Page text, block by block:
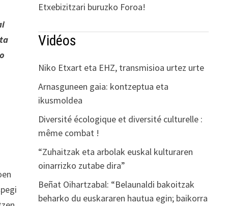
Etxebizitzari buruzko Foroa!
Vidéos
Niko Etxart eta EHZ, transmisioa urtez urte
Arnasguneen gaia: kontzeptua eta
ikusmoldea
Diversité écologique et diversité culturelle :
même combat !
“Zuhaitzak eta arbolak euskal kulturaren
oinarrizko zutabe dira”
Beñat Oihartzabal: “Belaunaldi bakoitzak
beharko du euskararen hautua egin; baikorra